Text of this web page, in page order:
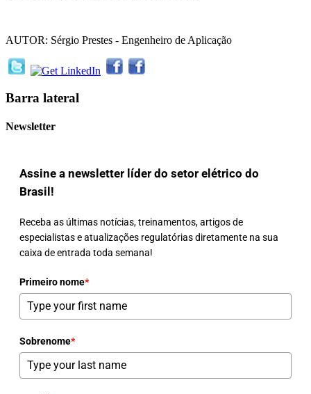
AUTOR: Sérgio Prestes - Engenheiro de Aplicação
Barra lateral
Newsletter
Assine a newsletter líder do setor elétrico do
Brasil!
Receba as últimas notícias, treinamentos, artigos de
especialistas e atualizações regulatórias diretamente na sua
caixa de entrada toda semana!
Primeiro nome*
Sobrenome*